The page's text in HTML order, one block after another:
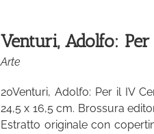
Venturi, Adolfo:
Arte
20Venturi, Adolfo: Per il IV
24,5 x 16,5 cm. Brossura
Estratto originale con